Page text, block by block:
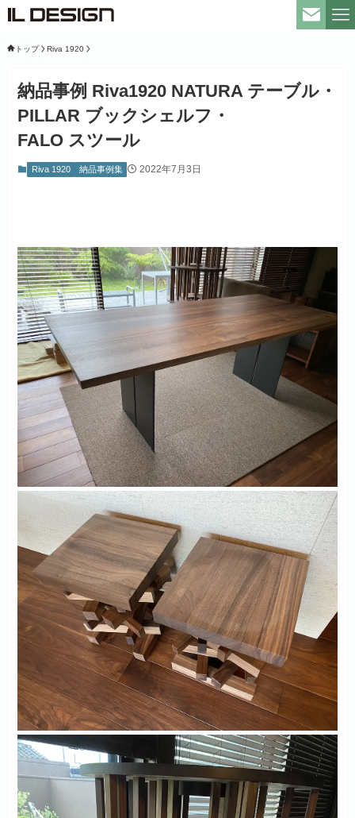
トップ Riva 1920
納品事例 Riva1920 NATURA テーブル・
PILLAR ブックシェルフ・
FALO スツール
Riva 1920 納品事例集 2022年7月3日